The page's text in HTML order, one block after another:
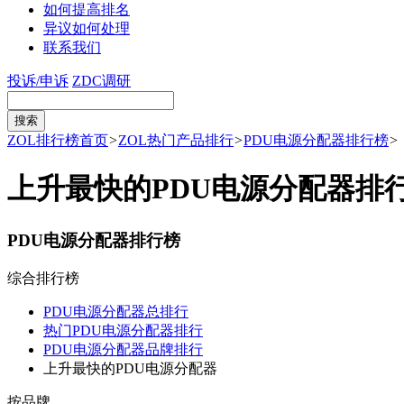
如何提高排名
异议如何处理
联系我们
投诉/申诉 ZDC调研
ZOL排行榜首页>ZOL热门产品排行>PDU电源分配器排行榜>
上升最快的PDU电源分配器排
PDU电源分配器排行榜
综合排行榜
PDU电源分配器总排行
热门PDU电源分配器排行
PDU电源分配器品牌排行
上升最快的PDU电源分配器